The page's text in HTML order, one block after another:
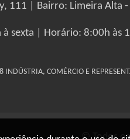
111 | Bairro: Limeira Alta
sexta | Horário: 8:00h às
COMÉRCIO E